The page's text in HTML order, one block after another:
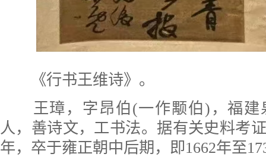
《行书王维诗》。
王璋，字昂伯(一作颙伯)，福建
人，善诗文，工书法。据有关史料考
年，卒于雍正朝中后期，即1662年至